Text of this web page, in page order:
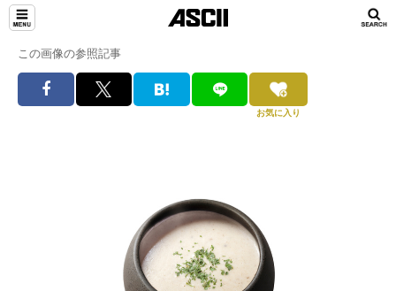
この画像の参照記事
お気に入り